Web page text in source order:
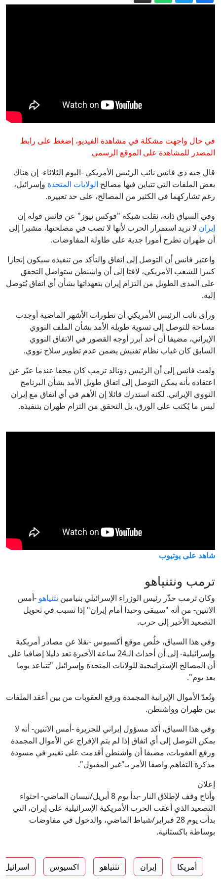
حول عقوبات ضد "حزب الله" ومساعدة
لبنان
"واشنطن بوست" عن مذكرة رسمية:
البنتاغون طلب من شركات الأسلحة تسريع
الإنتاج والتسليم
إيران مباشر.. اتفاق وشيك بين طهران
ومسقط والحرس الثوري يشترط لفتح
هرمز
في حال واجهت مشكلة في مشاهدة الفيديو، إضغط على رابط
المصدر للمشاهدة على الموقع الرسمي
قال جيه دي فانس نائب الرئيس الأمريكي -اليوم الثلاثاء- إن هناك
بعض الملفات التي تتباين فيها مصالح الولايات المتحدة وإسرائيل،
رغم تشاركهما في الكثير من المصالح، على حد تعبيره.
وفي السياق ذاته، نقلت شبكة "فوكس نيوز" عن فانس قوله إن
إيران لا تريد استمرار الحرب لأنها لا تصب في مصلحتها، مشيرا إلى
أن طهران تطرح أمورا جدية على طاولة المفاوضات.
واعتبر فانس أن التوصل إلى اتفاق والتأكد من تنفيذه سيكون إنجازا
كبيرا للشعب الأمريكي، لافتا إلى أن واشنطن ستواصل التحقق
على المدى الطويل من التزام إيران بتعهداتها بشأن أي اتفاق يُتوصل
إليه.
ورأى نائب الرئيس الأمريكي أن تطورات الأشهر الماضية أوجدت
مساحة للتوصل إلى تسوية طويلة الأمد بشأن الملف النووي
الإيراني، مضيفا أن أحد أبرز أوجه القصور في الاتفاق النووي
السابق كان غياب نظام تفتيش يضمن عدم تطوير سلاح نووي.
ولفت فانس إلى أن الرئيس دونالد ترمب كان محقا عندما عبّر عن
اعتقاده بأنه يمكن التوصل إلى اتفاق طويل الأمد بشأن البرنامج
النووي الإيراني. لكنه استدرك قائلا إن الأهم في أي اتفاق مع إيران
ليس ما يُكتب على الورق، بل التحقق من التزام طهران بتنفيذه.
شاهد على يوتيوب
ترمب ونتنياهو
وكان ترمب حذّر رئيس الوزراء الإسرائيلي بنيامين نتنياهو -أمس
الاثنين- من أنه "سيبقى وحيدا أمام إيران" إذا تسبب في تحويل
التصعيد الأخير إلى حرب.
وفي هذا السياق، خلُص موقع أكسيوس -نقلا عن مصادر أمريكية
وإسرائيلية- إلى أن أحداث الـ24 ساعة الأخيرة تعد دليلا إضافيا على
أن المصالح الإستراتيجية للولايات المتحدة وإسرائيل "تتباعد يوما
بعد يوم".
وتُعدّ الأموال الإيرانية المجمدة ورفع العقوبات من بين أعقد الملفات
بين طهران وواشنطن.
وفي هذا السياق، أكد مسؤول إيراني للجزيرة -أمس الاثنين- أنه لا
يمكن التوصل إلى أي اتفاق إذا لم يتم الإفراج عن الأموال المجمدة
ورفع العقوبات، مضيفا أن واشنطن أقدمت على تغيير في مسودة
مذكرة التفاهم واصفا الأمر بـ"غير المقبول".
إعلان
وأتاح وقف لإطلاق النار -بدأ يوم 8 أبريل/نيسان الماضي- احتواء
التصعيد الذي أعقب الحرب الأمريكية الإسرائيلية على إيران، التي
بدأت يوم 28 فبراير/شباط الماضي، والدخول في مفاوضات
بوساطة باكستانية.
أمريكا إيران نتنياهو اكسيوس اسرائيل